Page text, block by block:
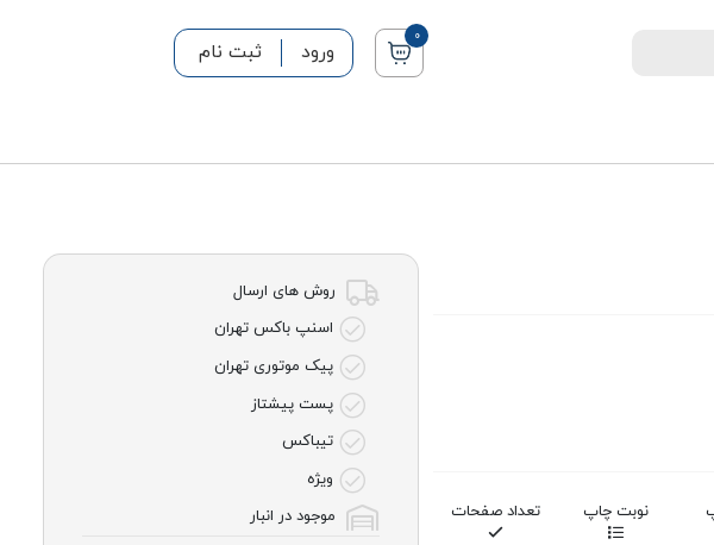
0
ورود ثبت نام
نوبت چاپ تعداد صفحات
روش های ارسال
اسنپ باکس تهران
پیک موتوری تهران
پست پیشتاز
تیباکس
ویژه
موجود در انبار